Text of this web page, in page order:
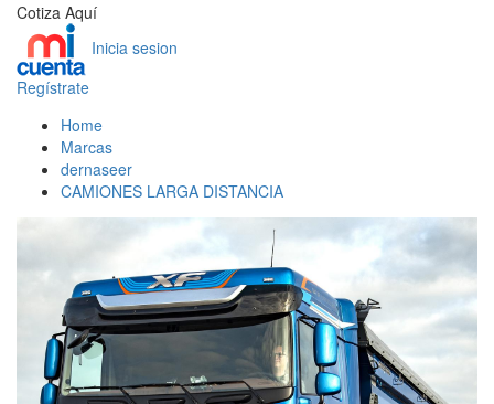
Cotiza Aquí
Inicia sesion
Regístrate
Home
Marcas
dernaseer
CAMIONES LARGA DISTANCIA